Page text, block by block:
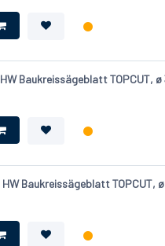
HW Baukreissägeblatt TOPCUT,
HW Baukreissägeblatt